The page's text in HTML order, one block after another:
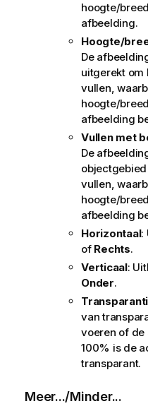
hoogte/
afbeelding.
Hoogte/
De
uitgerekt om
vullen,
hoogte/
afbeelding
Vullen met
De
vullen,
hoogte/
afbeelding
Horizontaal:
of Rechts.
Verticaal:
Onder.
van
voeren of de
100% is de
transparant.
Meer.../Minder...